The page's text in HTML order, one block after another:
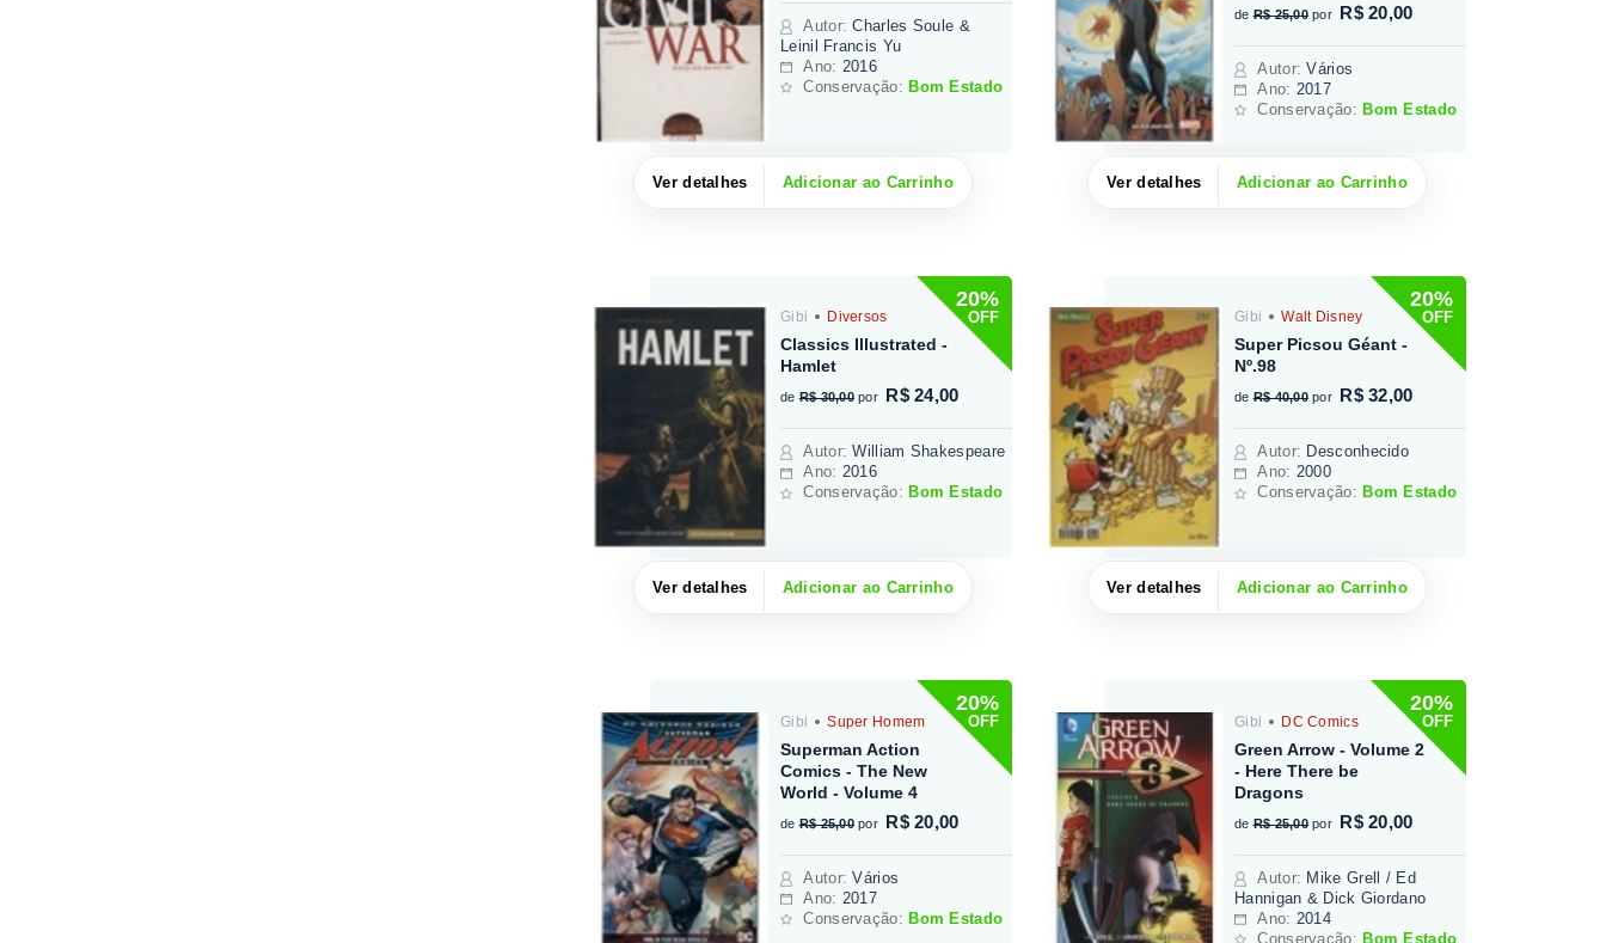
Autor:Charles Soule &
Leinil Francis Yu
Ano: 2016
Conservação:Bom Estado
Ver detalhes Adicionar ao Carrinho
de R$ 25,00 por R$ 20,00
Autor:Vários
Ano: 2017
Conservação:Bom Estado
Ver detalhes Adicionar ao Carrinho
20%
OFF
Gibi Diversos
Classics Illustrated -
Hamlet
de R$ 30,00 por R$ 24,00
Autor:William Shakespeare
Ano: 2016
Conservação: Bom Estado
Ver detalhes Adicionar ao Carrinho
20%
OFF
Gibi Walt Disney
Super Picsou Géant -
Nº.98
de R$ 40,00 por R$ 32,00
Autor: Desconhecido
Ano: 2000
Conservação: Bom Estado
Ver detalhes Adicionar ao Carrinho
20%
OFF
Gibi Super Homem
Superman Action
Comics - The New
World - Volume 4
de R$ 25,00 por R$ 20,00
Autor:Vários
Ano: 2017
Conservação:Bom Estado
20%
OFF
Gibi DC Comics
Green Arrow - Volume 2
- Here There be
Dragons
de R$ 25,00 por R$ 20,00
Autor: Mike Grell / Ed
Hannigan & Dick Giordano
Ano: 2014
Conservação:Bom Estado